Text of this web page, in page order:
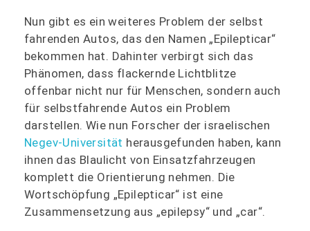
Nun gibt es ein weiteres Problem der selbst
fahrenden Autos, das den Namen „Epilepticar“
bekommen hat. Dahinter verbirgt sich das
Phänomen, dass flackernde Lichtblitze
offenbar nicht nur für Menschen, sondern auch
für selbstfahrende Autos ein Problem
darstellen. Wie nun Forscher der israelischen
Negev-Universität herausgefunden haben, kann
ihnen das Blaulicht von Einsatzfahrzeugen
komplett die Orientierung nehmen. Die
Wortschöpfung „Epilepticar“ ist eine
Zusammensetzung aus „epilepsy“ und „car“.